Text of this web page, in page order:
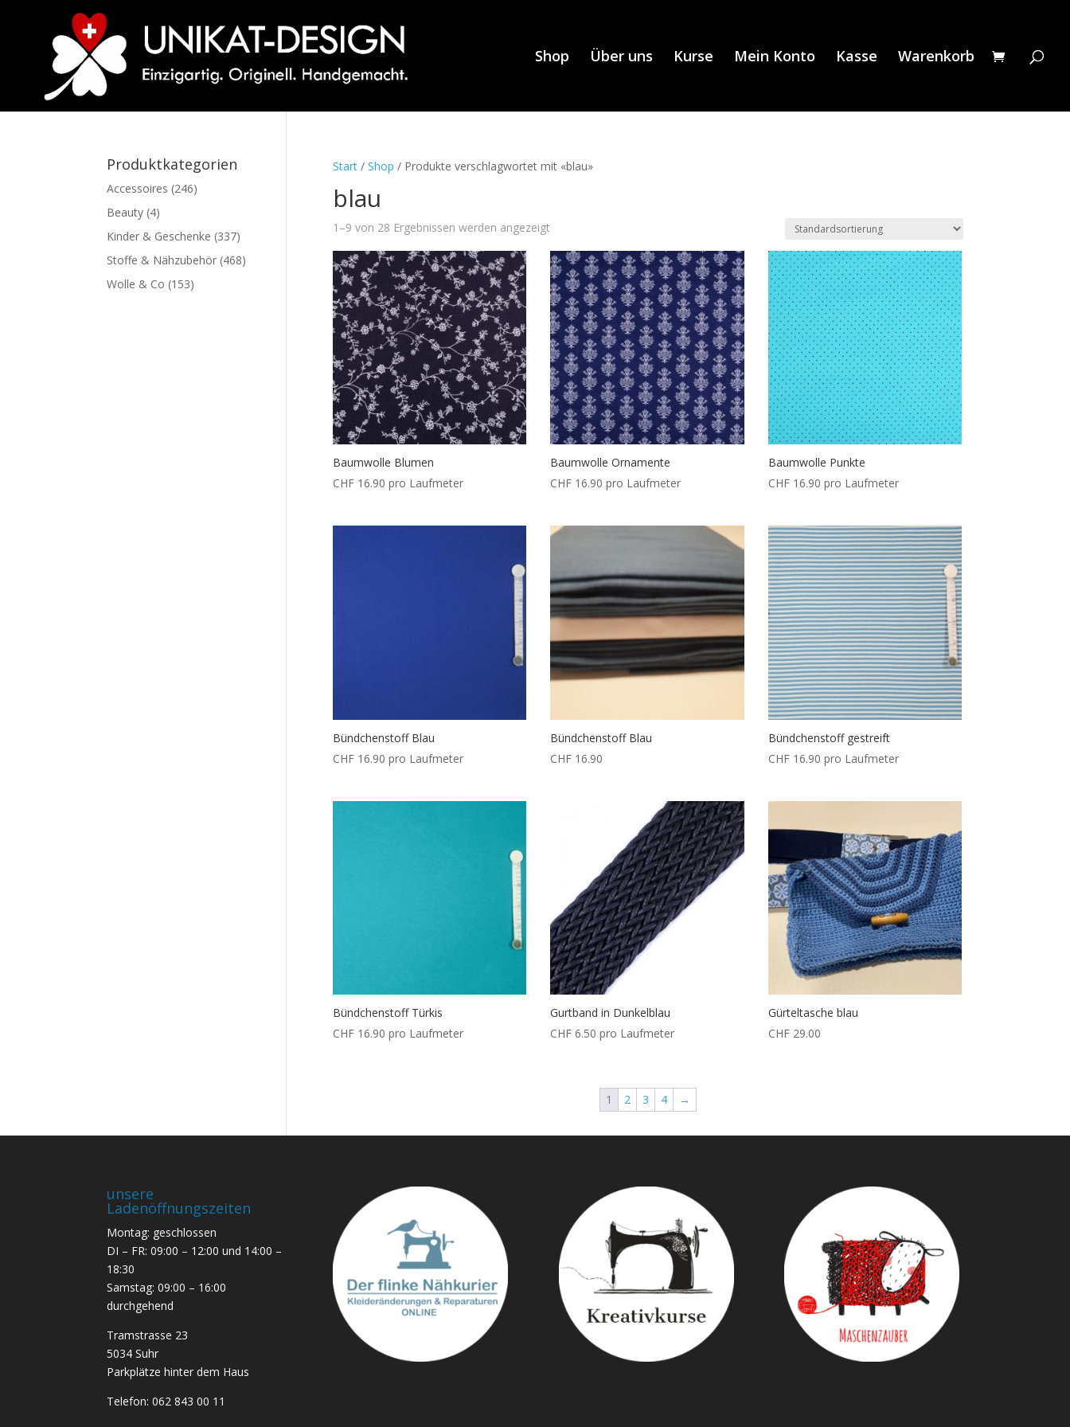
Shop Über uns Kurse Mein Konto Kasse Warenkorb
Start/ Shop / Produkte verschlagwortet mit «blau»
blau
1–9 von 28 Ergebnissen werden angezeigt
Baumwolle Blumen
CHF16.90 pro Laufmeter
Baumwolle Ornamente
CHF 16.90 pro Laufmeter
Baumwolle Punkte
CHF16.90 pro Laufmeter
Bündchenstoff Blau
CHF16.90 pro Laufmeter
Bündchenstoff Blau
CHF 16.90
Bündchenstoff gestreift
CHF16.90 pro Laufmeter
Bündchenstoff Türkis
CHF16.90 pro Laufmeter
Gurtband in Dunkelblau
CHF 6.50 pro Laufmeter
Gürteltasche blau
CHF29.00
1 2 3 4 →
Produktkategorien
Accessoires (246)
Beauty (4)
Kinder & Geschenke (337)
Stoffe & Nähzubehör (468)
Wolle & Co (153)
unsere
Ladenöffnungszeiten
Montag: geschlossen
DI – FR: 09:00 – 12:00 und 14:00 –
18:30
Samstag: 09:00 – 16:00
durchgehend
Tramstrasse 23
5034 Suhr
Parkplätze hinter dem Haus
Telefon:062 843 00 11